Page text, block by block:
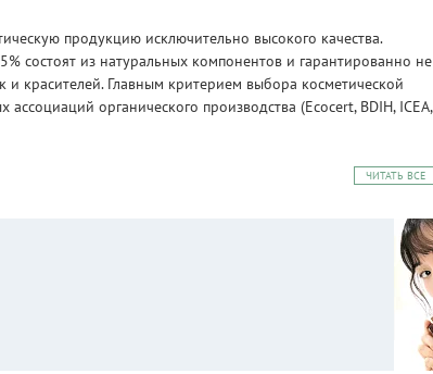
продукцию исключительно высокого качества.
состоят из натуральных компонентов и гарантированно не
и красителей. Главным критерием выбора косметической
органического производства (Ecocert, BDIH, ICEA,
ЧИТАТЬ ВСЕ